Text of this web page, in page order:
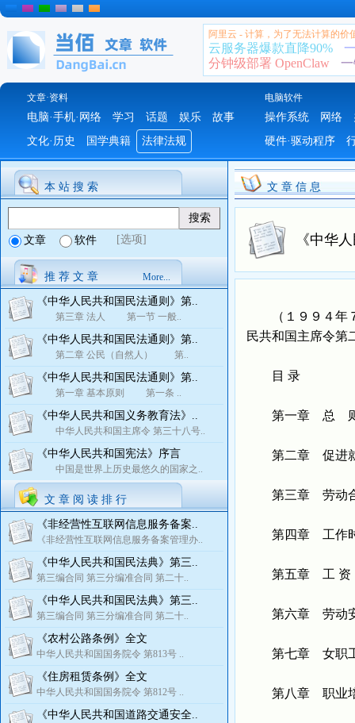
阿里云 - 计算，为了无法计算的价
云服务器爆款直降90%
分钟级部署 OpenClaw
文章·资料 电脑软件
电脑·手机·网络 学习 话题 娱乐
故事
文化·历史
国学典籍 法律法规
操作系统 网络
硬件·驱动程序
本 站 搜 索
文章 软件 [选项]
推 荐 文 章 More...
《中华人民共和国民法通则》第..
第三章 法人 第一节 一般..
《中华人民共和国民法通则》第..
第二章 公民（自然人） 第..
《中华人民共和国民法通则》第..
第一章 基本原则 第一条 ..
《中华人民共和国义务教育法》..
中华人民共和国主席令 第三十八号..
《中华人民共和国宪法》序言
中国是世界上历史最悠久的国家之..
文 章 阅 读 排 行
《非经营性互联网信息服务备案..
《非经营性互联网信息服务备案管理办..
《中华人民共和国民法典》第三..
第三编合同 第三分编准合同 第二十..
《中华人民共和国民法典》第三..
第三编合同 第三分编准合同 第二十..
《农村公路条例》全文
中华人民共和国国务院令 第813号 ..
《住房租赁条例》全文
中华人民共和国国务院令 第812号 ..
《中华人民共和国道路交通安全..
文 章 信 息
《中华
（１９９４年７
民共和国主席令第
目 录
第一章 总
第二章 促进
第三章 劳动合
第四章 工作时
第五章 工 资
第六章 劳动安
第七章 女职工
第八章 职业